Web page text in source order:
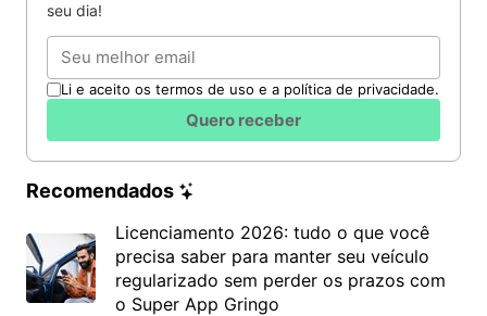
seu dia!
Email
Li e aceito os termos de uso e a política de privacidade.
Quero receber
Recomendados
Licenciamento 2026: tudo o que você
precisa saber para manter seu veículo
regularizado sem perder os prazos com
o Super App Gringo